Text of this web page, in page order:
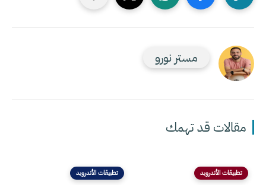
مستر نورو
مقالات قد تهمك
تطبيقات الأندرويد تطبيقات الأندرويد